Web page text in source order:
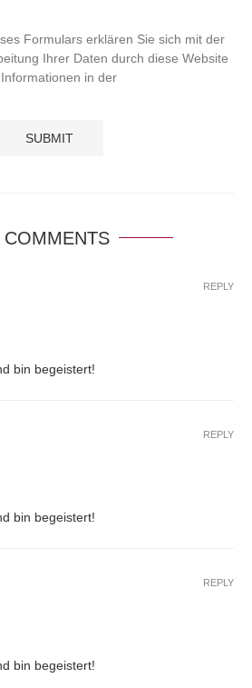
Formulars erklären Sie sich mit der
Ihrer Daten durch diese Website
in der
COMMENTS
bin begeistert!
REPLY
bin begeistert!
REPLY
bin begeistert!
REPLY